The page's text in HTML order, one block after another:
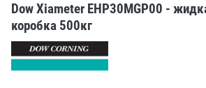
Dow Xiameter EHP30MGP00 -
коробка 500кг